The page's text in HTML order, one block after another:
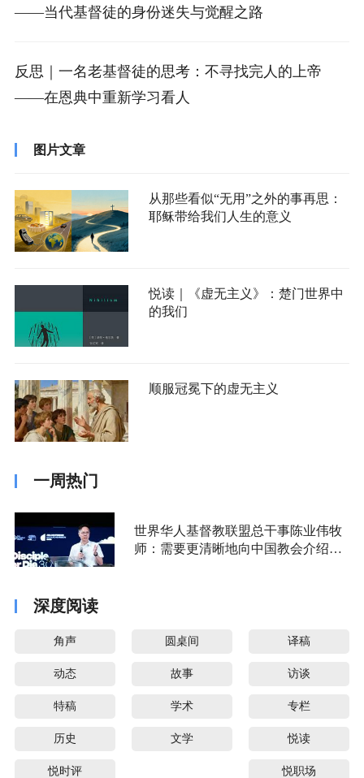
——当代基督徒的身份迷失与觉醒之路
反思｜一名老基督徒的思考：不寻找完人的上帝
——在恩典中重新学习看人
图片文章
从那些看似“无用”之外的事再思：
耶稣带给我们人生的意义
悦读｜《虚无主义》：楚门世界中
的我们
顺服冠冕下的虚无主义
一周热门
世界华人基督教联盟总干事陈业伟牧
师：需要更清晰地向中国教会介绍福
深度阅读
角声 圆桌间 译稿
动态 故事 访谈
特稿 学术 专栏
历史 文学 悦读
悦时评 悦职场